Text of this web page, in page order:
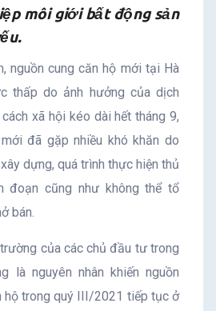
môi giới bất động sản
nguồn cung căn hộ mới tại Hà
thấp do ảnh hưởng của dịch
xã hội kéo dài hết tháng 9,
đã gặp nhiều khó khăn do
dựng, quá trình thực hiện thủ
đoạn cũng như không thể tổ
bán.
của các chủ đầu tư trong
là nguyên nhân khiến nguồn
hộ trong quý III/2021 tiếp tục ở